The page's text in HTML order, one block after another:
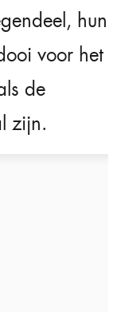
hun
voor het
de
zijn.